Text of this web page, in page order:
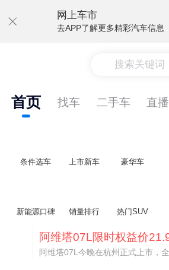
网上车市
去APP了解更多精彩汽车信息
搜索关键词
首页 找车 二手车 直播
条件选车 上市新车 豪华车
新能源口碑 销量排行 热门SUV